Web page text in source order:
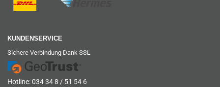
KUNDENSERVICE
Sichere Verbindung Dank SSL
Hotline: 034 34 8 / 51 54 6